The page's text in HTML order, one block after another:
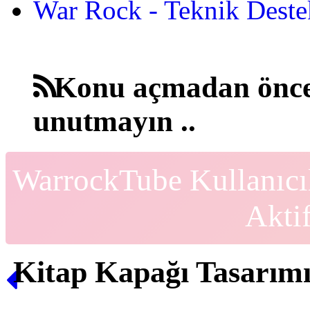
War Rock - Teknik
Konu açmadan
unutmayın ..
WarrockTube
Kitap Kapağı